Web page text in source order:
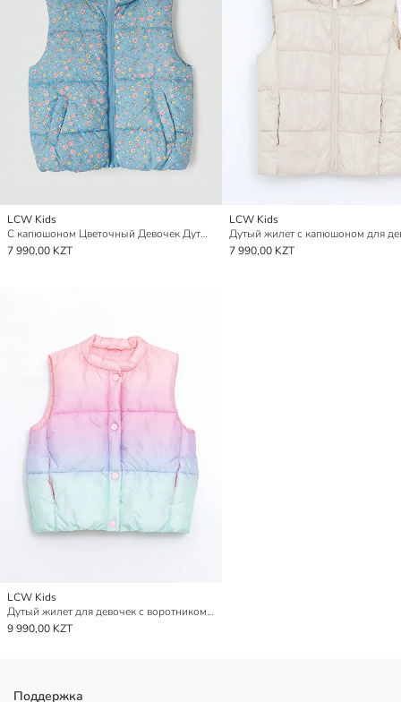
LCW Kids
С капюшоном Цветочный Девочек Дутый Жилет
7 990,00 KZT
LCW Kids
Дутый жилет с капюшоном для
7 990,00 KZT
LCW Kids
Дутый жилет для девочек с воротником-трубой
9 990,00 KZT
Поддержка